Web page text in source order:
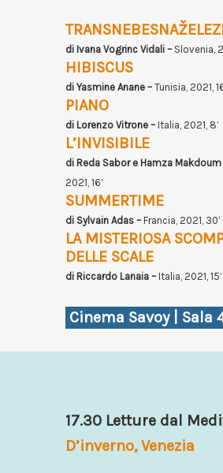
di Ivana Vogrinc Vidali – Slovenia,
HIBISCUS
di Yasmine Anane – Tunisia, 2021,
PIANO
di Lorenzo Vitrone – Italia, 2021, 8’
L’INVISIBILE
di Reda Sabor e Hamza Makdoum
2021, 16’
SUMMERTIME
di Sylvain Adas – Francia, 2021, 30’
LA MISTERIOSA
DELLE SCALE
di Riccardo Lanaia – Italia, 2021, 15’
Cinema Savoy | Sala
17.30 Letture dal
D’inverno, Venezia